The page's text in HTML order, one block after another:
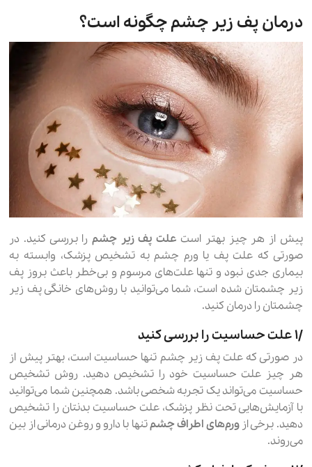
درمان پف زیر چشم چگونه است؟
پیش از هر چیز بهتر است علت پف زیر چشم را بررسی کنید. در
صورتی که علت پف یا ورم چشم به تشخیص پزشک، وابسته به
بیماری جدی نبود و تنها علت‌های مرسوم و بی‌خطر باعث بروز پف
زیر چشمتان شده است، شما می‌توانید با روش‌های خانگی پف زیر
چشمتان را درمان کنید.
۱٫ علت حساسیت را بررسی کنید
در صورتی که علت پف زیر چشم تنها حساسیت است، بهتر پیش از
هر چیز علت حساسیت خود را تشخیص دهید. روش تشخیص
حساسیت می‌تواند یک تجربه شخصی باشد. همچنین شما می‌توانید
با آزمایش‌هایی تحت نظر پزشک، علت حساسیت بدنتان را تشخیص
دهید. برخی از ورم‌های اطراف چشمتنها با دارو و روغن درمانی از بین
می‌روند.